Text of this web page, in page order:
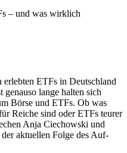
– und was wirklich
erlebten ETFs in Deutschland
genauso lange halten sich
Börse und ETFs. Ob was
Reiche sind oder ETFs teurer
Anja Ciechowski und
aktuellen Folge des Auf-